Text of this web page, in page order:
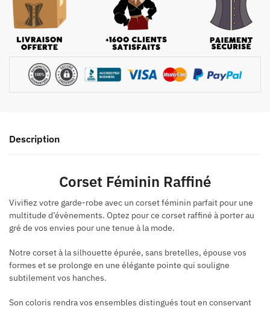
Description
Corset Féminin Raffiné
Vivifiez votre garde-robe avec un corset féminin parfait pour une
multitude d’évènements. Optez pour ce corset raffiné à porter au
gré de vos envies pour une tenue à la mode.
Notre corset à la silhouette épurée, sans bretelles, épouse vos
formes et se prolonge en une élégante pointe qui souligne
subtilement vos hanches.
Son coloris rendra vos ensembles distingués tout en conservant